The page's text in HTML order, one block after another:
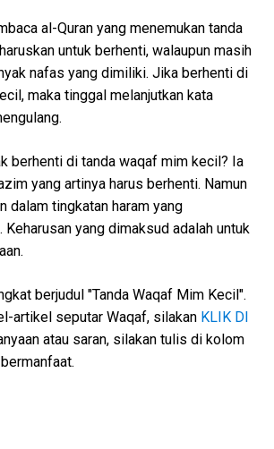
al-Quran yang menemukan tanda
untuk berhenti, walaupun masih
nafas yang dimiliki. Jika berhenti di
maka tinggal melanjutkan kata
berhenti di tanda waqaf mim kecil? Ia
yang artinya harus berhenti. Namun
dalam tingkatan haram yang
Keharusan yang dimaksud adalah untuk
berjudul "Tanda Waqaf Mim Kecil".
artikel seputar Waqaf, silakan KLIK DI
atau saran, silakan tulis di kolom